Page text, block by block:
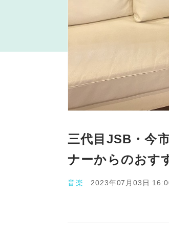
三代目JSB・今
ナーからのおす
音楽 2023年07月03日